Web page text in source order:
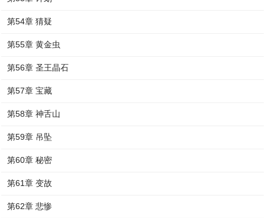
第54章 猜疑
第55章 黄金虫
第56章 圣王晶石
第57章 宝藏
第58章 神舌山
第59章 吊坠
第60章 秘密
第61章 变故
第62章 悲惨